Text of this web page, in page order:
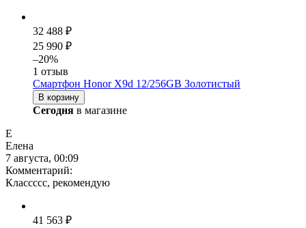
32 488 ₽
25 990 ₽
–20%
1 отзыв
Смартфон Honor X9d 12/256GB Золотистый
В корзину
Сегодня в магазине
Е
Елена
7 августа, 00:09
Комментарий:
Классссс, рекомендую
41 563 ₽